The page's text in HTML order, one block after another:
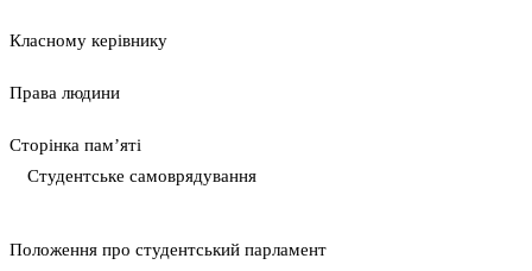
Класному керівнику
Права людини
Сторінка пам’яті
Студентське самоврядування
Положення про студентський парламент